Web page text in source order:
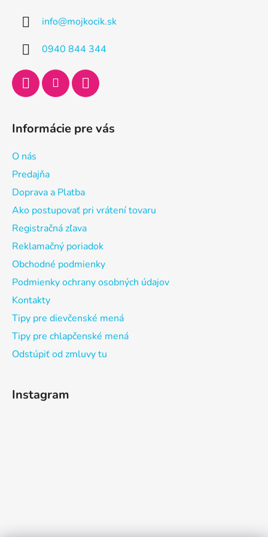
info@mojkocik.sk
0940 844 344
Informácie pre vás
O nás
Predajňa
Doprava a Platba
Ako postupovať pri vrátení tovaru
Registračná zľava
Reklamačný poriadok
Obchodné podmienky
Podmienky ochrany osobných údajov
Kontakty
Tipy pre dievčenské mená
Tipy pre chlapčenské mená
Odstúpiť od zmluvy tu
Instagram